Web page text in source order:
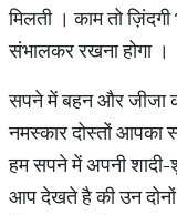
मिलती । काम तो
संभालकर रखना होगा ।
सपने में बहन और जीजा
नमस्कार दोस्तों आपका
हम सपने में अपनी
आप देखते है की उन दोनों